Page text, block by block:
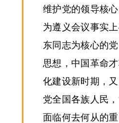
维护党的领导核
为遵义会议事实
东同志为核心的
思想，中国革命
化建设新时期，
党全国各族人民
面临何去何从的